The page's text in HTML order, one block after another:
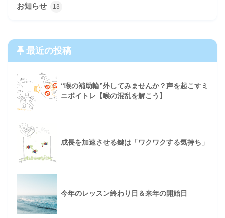
お知らせ 13
最近の投稿
“喉の補助輪”外してみませんか？声を起こすミ
ニボイトレ【喉の混乱を解こう】
成長を加速させる鍵は「ワクワクする気持ち」
今年のレッスン終わり日＆来年の開始日